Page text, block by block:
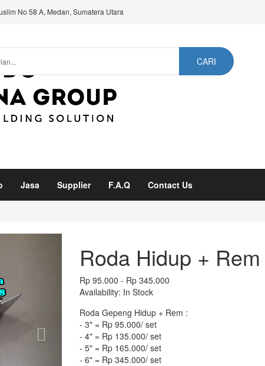
No 58 A, Medan, Sumatera Utara
CARI
Jasa Supplier F.A.Q Contact Us
Roda Hidup + Rem
Rp 95.000 - Rp 345.000
Availability: In Stock
Roda Gepeng Hidup + Rem :
- 3" = Rp 95.000/ set
- 4" = Rp 135.000/ set
- 5" = Rp 165.000/ set
- 6" = Rp 345.000/ set